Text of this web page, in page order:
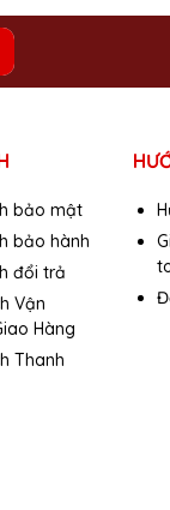
bảo mật
bảo hành
đổi trả
Vận
Hàng
Thanh